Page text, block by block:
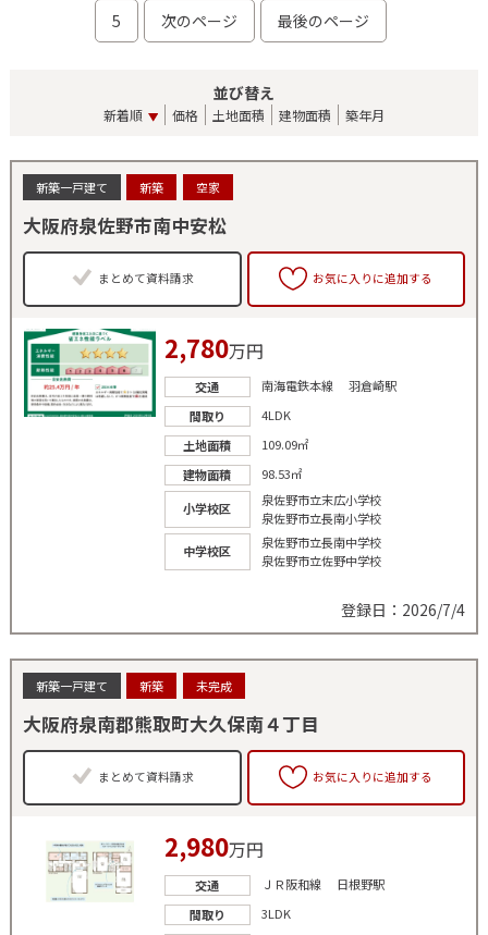
5 次のページ 最後のページ
並び替え
新着順 価格 土地面積 建物面積 築年月
新築一戸建て 新築 空家
大阪府泉佐野市南中安松
まとめて資料請求 お気に入りに追加する
2,780万円
交通
南海電鉄本線 羽倉崎駅
間取り
4LDK
土地面積
109.09㎡
建物面積
98.53㎡
小学校区
泉佐野市立末広小学校
泉佐野市立長南小学校
中学校区
泉佐野市立長南中学校
泉佐野市立佐野中学校
登録日：2026/7/4
新築一戸建て 新築 未完成
大阪府泉南郡熊取町大久保南４丁目
まとめて資料請求 お気に入りに追加する
2,980万円
交通
ＪＲ阪和線 日根野駅
間取り
3LDK